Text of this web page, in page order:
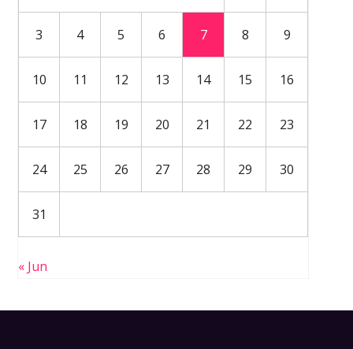
3 4 5 6 7 8 9
10 11 12 13 14 15 16
17 18 19 20 21 22 23
24 25 26 27 28 29 30
31
« Jun